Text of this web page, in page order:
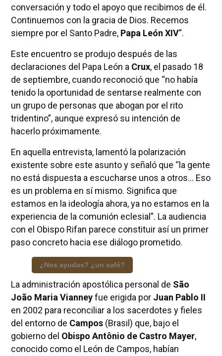
conversación y todo el apoyo que recibimos de él.
Continuemos con la gracia de Dios. Recemos
siempre por el Santo Padre, Papa León XIV”.
Este encuentro se produjo después de las
declaraciones del Papa León a Crux, el pasado 18
de septiembre, cuando reconoció que “no había
tenido la oportunidad de sentarse realmente con
un grupo de personas que abogan por el rito
tridentino”, aunque expresó su intención de
hacerlo próximamente.
En aquella entrevista, lamentó la polarización
existente sobre este asunto y señaló que “la gente
no está dispuesta a escucharse unos a otros... Eso
es un problema en sí mismo. Significa que
estamos en la ideología ahora, ya no estamos en la
experiencia de la comunión eclesial”. La audiencia
con el Obispo Rifan parece constituir así un primer
paso concreto hacia ese diálogo prometido.
¿Nos ayudas? ¿un café?
La administración apostólica personal de São
João Maria Vianneyfue erigida por Juan Pablo II
en 2002 para reconciliar a los sacerdotes y fieles
del entorno de Campos(Brasil) que, bajo el
gobierno del Obispo Antônio de Castro Mayer,
conocido como el León de Campos, habían